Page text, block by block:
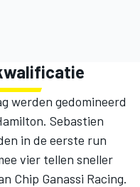
werden gedomineerd
Sebastien
in de eerste run
vier tellen sneller
Chip Ganassi Racing.